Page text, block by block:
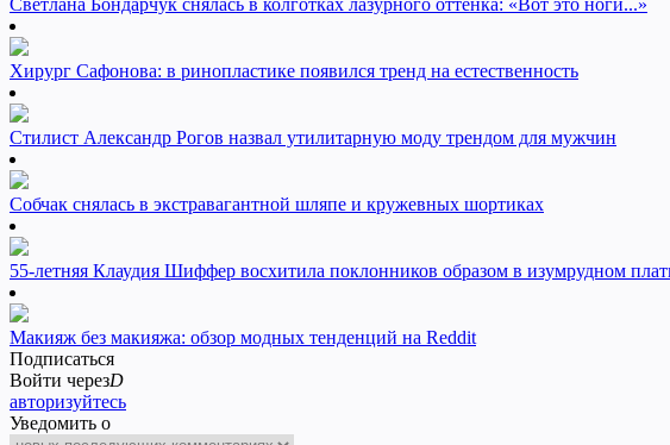
Светлана Бондарчук снялась в колготках лазурного оттенка: «Вот это ноги...»
Хирург Сафонова: в ринопластике появился тренд на естественность
Стилист Александр Рогов назвал утилитарную моду трендом для мужчин
Собчак снялась в экстравагантной шляпе и кружевных шортиках
55-летняя Клаудия Шиффер восхитила поклонников образом в изумрудном
Макияж без макияжа: обзор модных тенденций на Reddit
Подписаться
Войти черезD
авторизуйтесь
Уведомить о